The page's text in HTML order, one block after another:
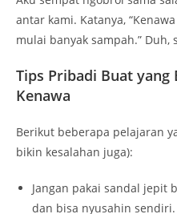
bikin kesalahan juga):
Jangan pakai sandal jepit
sandal outdoor.
seminggu lebih. Sakitnya
minimal 2 liter air per